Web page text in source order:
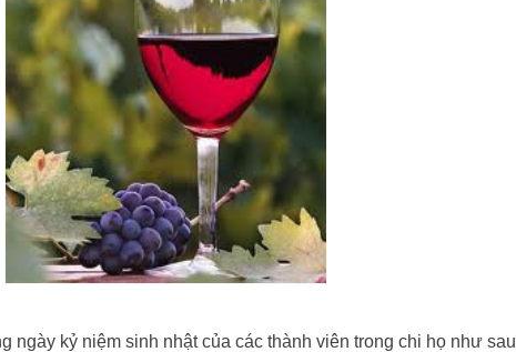
ngày kỷ niệm sinh nhật của các thành viên trong chi họ như sau